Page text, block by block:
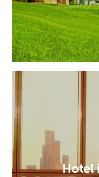
Hotel